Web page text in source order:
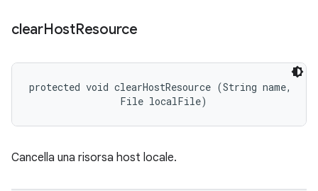
clearHostResource
protected void clearHostResource (String name,
                File localFile)
Cancella una risorsa host locale.